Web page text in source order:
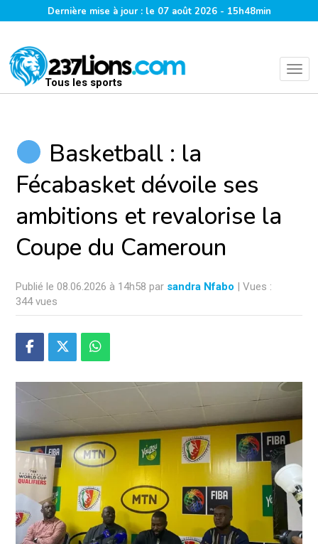
Dernière mise à jour : le 07 août 2026 - 15h48min
Tous les sports
Basketball : la
Fécabasket dévoile ses
ambitions et revalorise la
Coupe du Cameroun
Publié le 08.06.2026 à 14h58 par sandra Nfabo | Vues :
344 vues